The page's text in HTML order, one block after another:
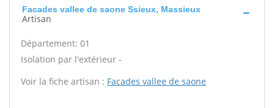
Facades vallee de saone Ssieux, Massieux
Artisan
Département: 01
Isolation par l'extérieur -
Voir la fiche artisan : Facades vallee de saone